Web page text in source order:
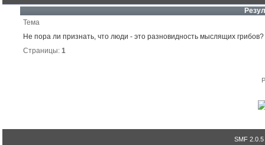
Тема
Не пора ли признать, что люди - это разновидность мыслящих грибов?
Страницы: 1
SMF 2.0.5